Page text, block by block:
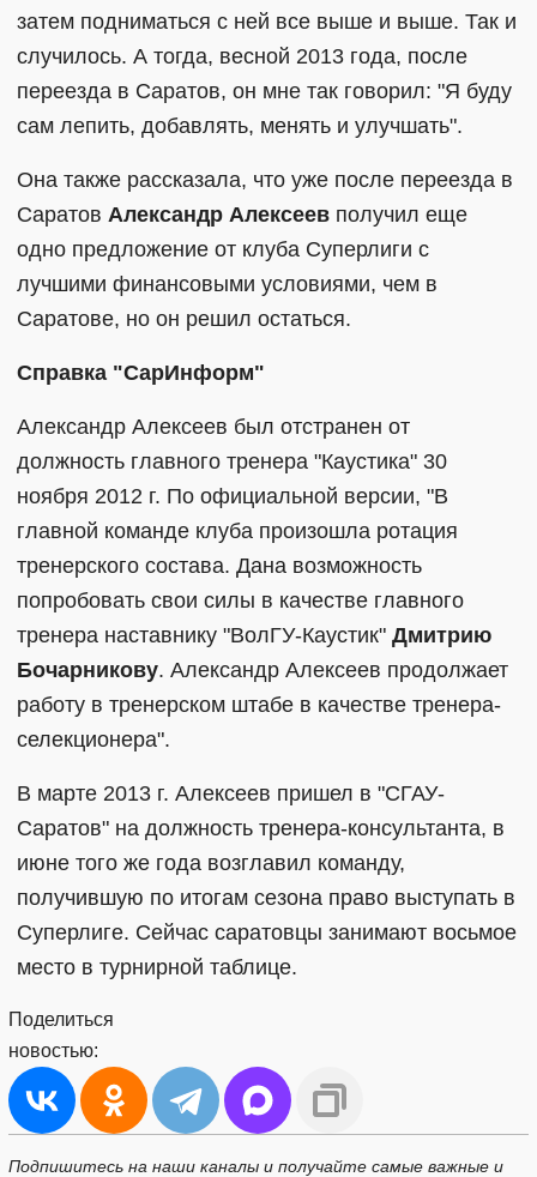
затем подниматься с ней все выше и выше. Так и
случилось. А тогда, весной 2013 года, после
переезда в Саратов, он мне так говорил: "Я буду
сам лепить, добавлять, менять и улучшать".
Она также рассказала, что уже после переезда в
Саратов Александр Алексеев получил еще
одно предложение от клуба Суперлиги с
лучшими финансовыми условиями, чем в
Саратове, но он решил остаться.
Справка "СарИнформ"
Александр Алексеев был отстранен от
должность главного тренера "Каустика" 30
ноября 2012 г. По официальной версии, "В
главной команде клуба произошла ротация
тренерского состава. Дана возможность
попробовать свои силы в качестве главного
тренера наставнику "ВолГУ-Каустик" Дмитрию
Бочарникову. Александр Алексеев продолжает
работу в тренерском штабе в качестве тренера-
селекционера".
В марте 2013 г. Алексеев пришел в "СГАУ-
Саратов" на должность тренера-консультанта, в
июне того же года возглавил команду,
получившую по итогам сезона право выступать в
Суперлиге. Сейчас саратовцы занимают восьмое
место в турнирной таблице.
Поделиться
новостью:
Подпишитесь на наши каналы и получайте самые важные и